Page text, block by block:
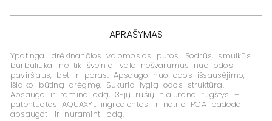
APRAŠYMAS
Ypatingai drėkinančios valomosios putos. Sodrūs, smulkūs
burbuliukai ne tik švelniai valo nešvarumus nuo odos
paviršiaus, bet ir poras. Apsaugo nuo odos išsausėjimo,
išlaiko būtiną drėgmę. Sukuria lygią odos struktūrą.
Apsaugo ir ramina odą, 3-jų rūšių hialurono rūgštys –
patentuotas AQUAXYL ingredientas ir natrio PCA padeda
apsaugoti ir nuraminti odą.